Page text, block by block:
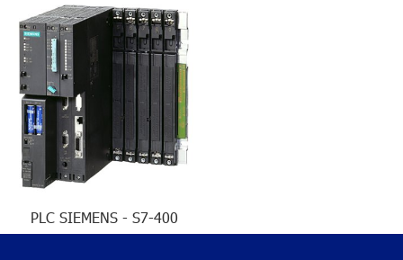
PLC SIEMENS - S7-400